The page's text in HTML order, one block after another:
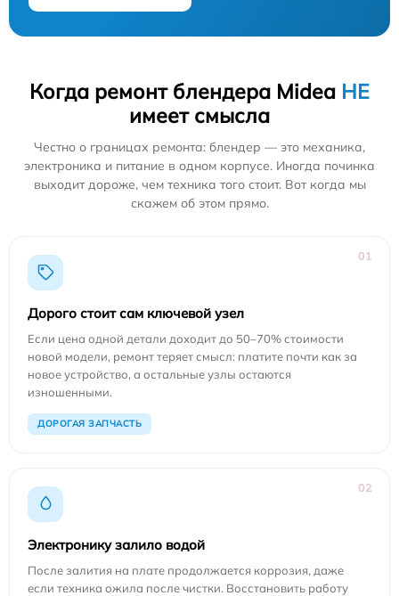
Когда ремонт блендера Midea НЕ
имеет смысла
Честно о границах ремонта: блендер — это механика,
электроника и питание в одном корпусе. Иногда починка
выходит дороже, чем техника того стоит. Вот когда мы
скажем об этом прямо.
01
Дорого стоит сам ключевой узел
Если цена одной детали доходит до 50–70% стоимости
новой модели, ремонт теряет смысл: платите почти как за
новое устройство, а остальные узлы остаются
изношенными.
ДОРОГАЯ ЗАПЧАСТЬ
02
Электронику залило водой
После залития на плате продолжается коррозия, даже
если техника ожила после чистки. Восстановить работу